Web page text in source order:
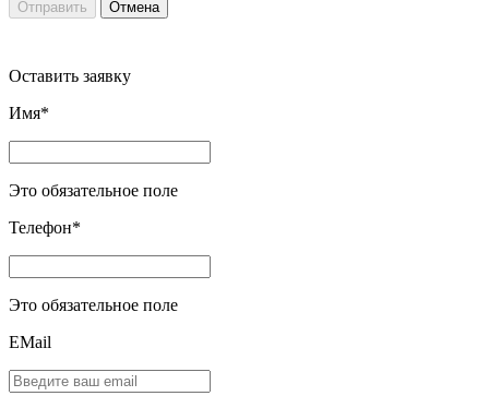
Отправить Отмена
Оставить заявку
Имя*
Это обязательное поле
Телефон*
Это обязательное поле
EMail